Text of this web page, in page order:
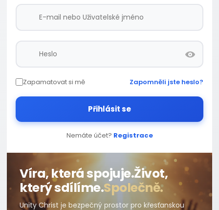
Zapamatovat si mě Zapomněli jste heslo?
Přihlásit se
Nemáte účet? Registrace
Víra, která spojuje.Život,
který sdílíme.Společně.
Unity Christ je bezpečný prostor pro křesťanskou